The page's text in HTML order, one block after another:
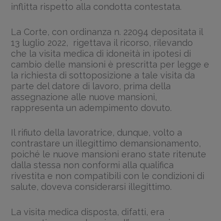
inflitta rispetto alla condotta contestata.
La Corte, con ordinanza n. 22094 depositata il
13 luglio 2022, rigettava il ricorso, rilevando
che la visita medica di idoneità in ipotesi di
cambio delle mansioni è prescritta per legge e
la richiesta di sottoposizione a tale visita da
parte del datore di lavoro, prima della
assegnazione alle nuove mansioni,
rappresenta un adempimento dovuto.
Il rifiuto della lavoratrice, dunque, volto a
contrastare un illegittimo demansionamento,
poiché le nuove mansioni erano state ritenute
dalla stessa non conformi alla qualifica
rivestita e non compatibili con le condizioni di
salute, doveva considerarsi illegittimo.
La visita medica disposta, difatti, era